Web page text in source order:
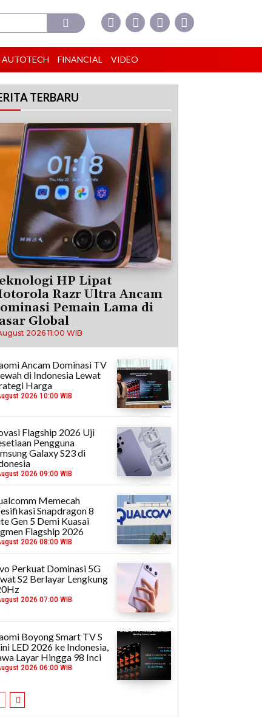
AUTOTECH FINANCIAL VIDEO
TERBARU
HP Lipat
Razr Ultra Ancam
Pemain Lama di
Global
2026 11:00 WIB
Ancam Dominasi TV
di Indonesia Lewat
Harga
2026 10:00 WIB
Flagship 2026 Uji
Pengguna
Galaxy S23 di
2026 09:00 WIB
Memecah
Snapdragon 8
Gen 5 Demi Kuasai
Flagship 2026
2026 08:00 WIB
Perkuat Dominasi 5G
S2 Berlayar Lengkung
2026 07:00 WIB
Boyong Smart TV S
LED 2026 ke Indonesia,
Layar Hingga 98 Inci
2026 06:00 WIB